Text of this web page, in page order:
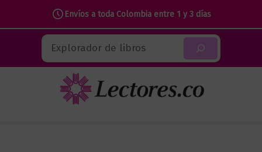
Envíos a toda Colombia entre 1 y 3 días
contenido
Buscar